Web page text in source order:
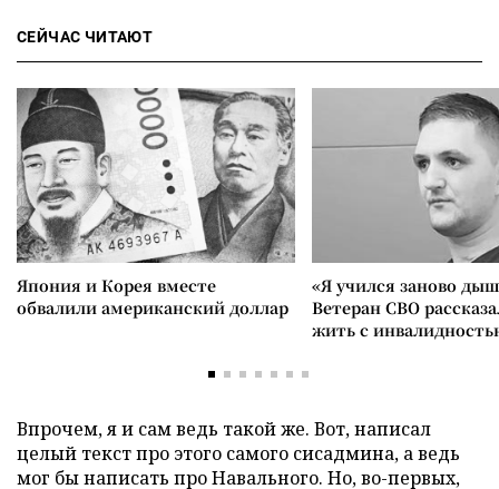
СЕЙЧАС ЧИТАЮТ
Япония и Корея вместе
обвалили американский доллар
«Я учился заново
Ветеран СВО
жить с
Впрочем, я и сам ведь такой же. Вот, написал
целый текст про этого самого сисадмина, а ведь
мог бы написать про Навального. Но, во-первых,